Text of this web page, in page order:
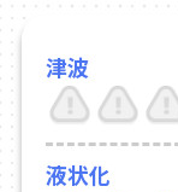
津波
液状化